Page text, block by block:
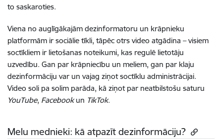
to saskaroties.
Viena no auglīgākajām dezinformatoru un krāpnieku
platformām ir sociālie tīkli, tāpēc otrs video atgādina – visiem
soctīkliem ir lietošanas noteikumi, kas regulē lietotāju
uzvedību. Gan par krāpniecību un meliem, gan par klaju
dezinformāciju var un vajag ziņot soctīklu administrācijai.
Video soli pa solim parāda, kā ziņot par neatbilstošu saturu
YouTube, Facebookun TikTok.
Melu mednieki: kā atpazīt dezinformāciju?